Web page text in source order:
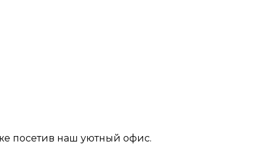
посетив наш уютный офис.